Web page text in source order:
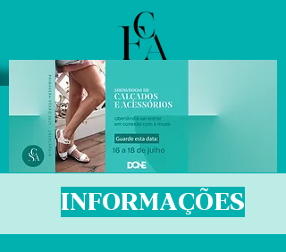
INFORMAÇÕES